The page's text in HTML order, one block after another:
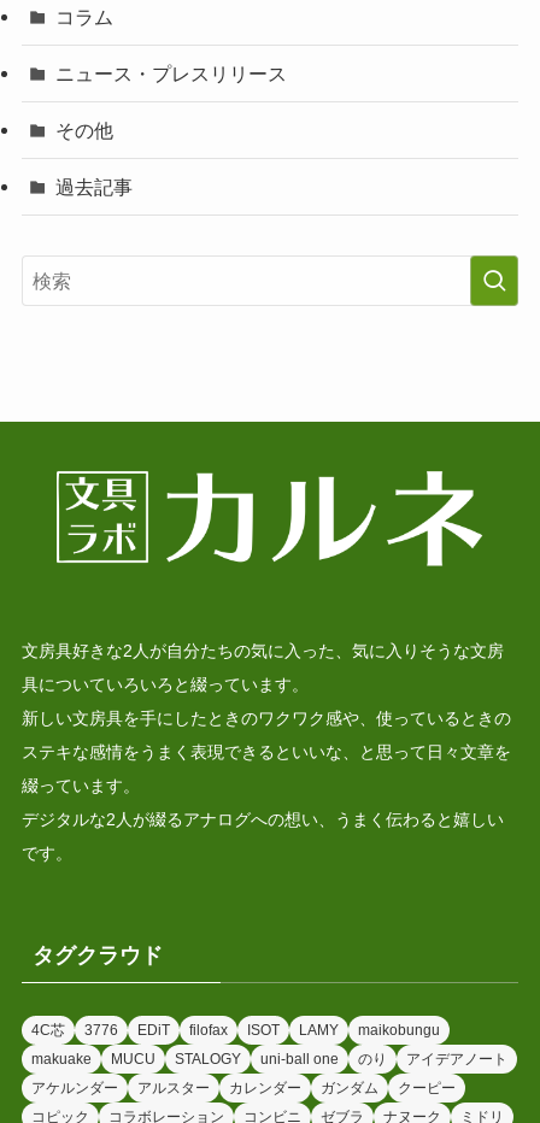
コラム
ニュース・プレスリリース
その他
過去記事
文房具好きな2人が自分たちの気に入った、気に入りそうな文房
具についていろいろと綴っています。
新しい文房具を手にしたときのワクワク感や、使っているときの
ステキな感情をうまく表現できるといいな、と思って日々文章を
綴っています。
デジタルな2人が綴るアナログへの想い、うまく伝わると嬉しい
です。
タグクラウド
4C芯 3776 EDiT filofax ISOT LAMY
maikobungu
makuake
MUCU STALOGY uni-ball one のり
アイデアノート
アケルンダー
アルスター カレンダー ガンダム
クーピー
コピック
コラボレーション コンビニ ゼブラ ナヌーク ミドリ